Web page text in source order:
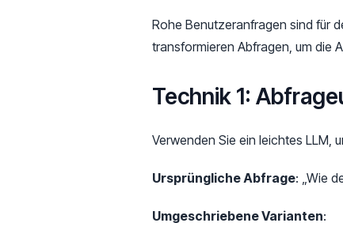
Rohe Benutzeranfragen sind für
transformieren Abfragen, um die
Technik 1:
Verwenden Sie ein leichtes LLM,
Ursprüngliche Abfrage: „Wie
Umgeschriebene Varianten: